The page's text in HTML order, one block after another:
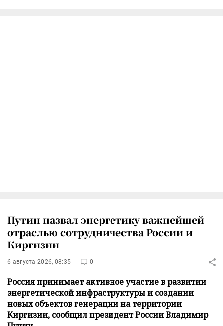
Путин назвал энергетику важнейшей
отраслью сотрудничества России и
Киргизии
6 августа 2026, 08:35 0
Россия принимает активное участие в развитии
энергетической инфраструктуры и создании
новых объектов генерации на территории
Киргизии, сообщил президент России Владимир